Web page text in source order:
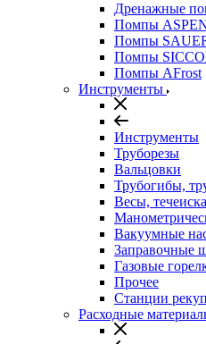
Дренажные
Помпы
Помпы
Помпы
Помпы AFrost
Инструменты
Инструменты
Труборезы
Вальцовки
Трубогибы,
Весы,
Вакуумные
Заправочные
Газовые
Прочее
Станции
Расходные